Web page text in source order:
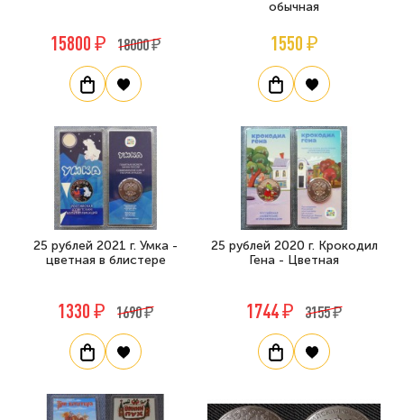
15800 ₽ 18000 ₽
обычная
1550 ₽
25 рублей 2021 г. Умка -
цветная в блистере
1330 ₽ 1690 ₽
25 рублей 2020 г. Крокодил
Гена - Цветная
1744 ₽ 3155 ₽